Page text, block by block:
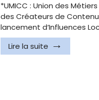
*UMICC : Union des
des Créateurs de
lancement d‘Influences
Lire la suite